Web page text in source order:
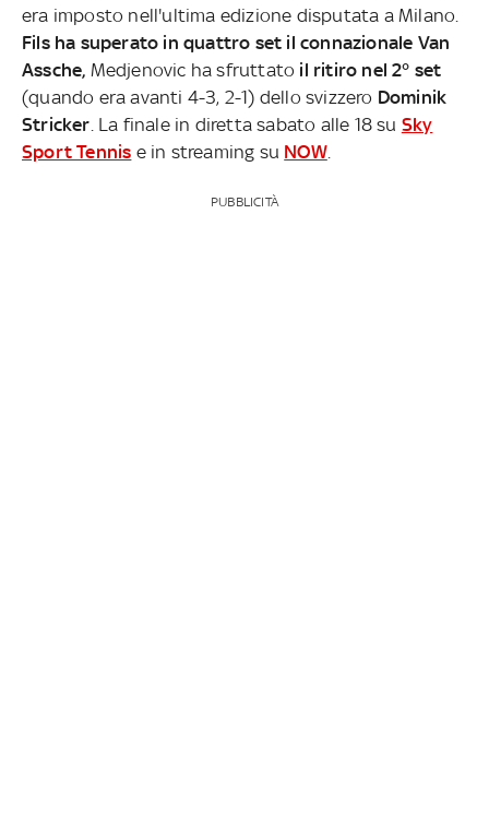
era imposto nell'ultima edizione disputata a Milano.
Fils ha superato in quattro set il connazionale Van
Assche, Medjenovic ha sfruttato il ritiro nel 2° set
(quando era avanti 4-3, 2-1) dello svizzero Dominik
Stricker . La finale in diretta sabato alle 18 su Sky
Sport Tennis e in streaming su NOW.
PUBBLICITÀ